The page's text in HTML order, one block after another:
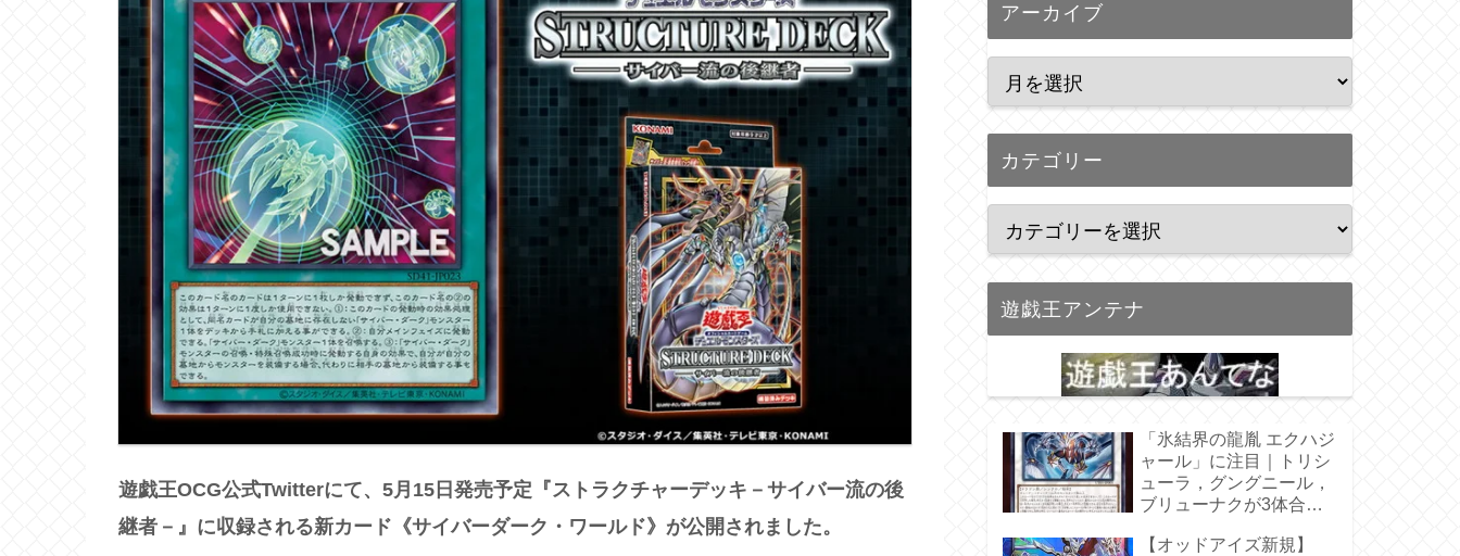
遊戯王OCG公式Twitterにて、5月15日発売予定『ストラクチャーデッキ－サイバー流の後
継者－』に収録される新カード《サイバーダーク・ワールド》が公開されました。
アーカイブ
カテゴリー
遊戯王アンテナ
「氷結界の龍胤 エクハジ
ャール」に注目｜トリシ
ューラ，グングニール，
ブリューナクが3体合
【オッドアイズ新規】